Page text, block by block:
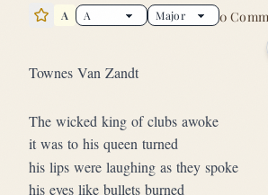
Star this song
A 0
Townes Van Zandt
The wicked king of clubs awoke
it was to his queen turned
his lips were laughing as they spoke
his eyes like bullets burned